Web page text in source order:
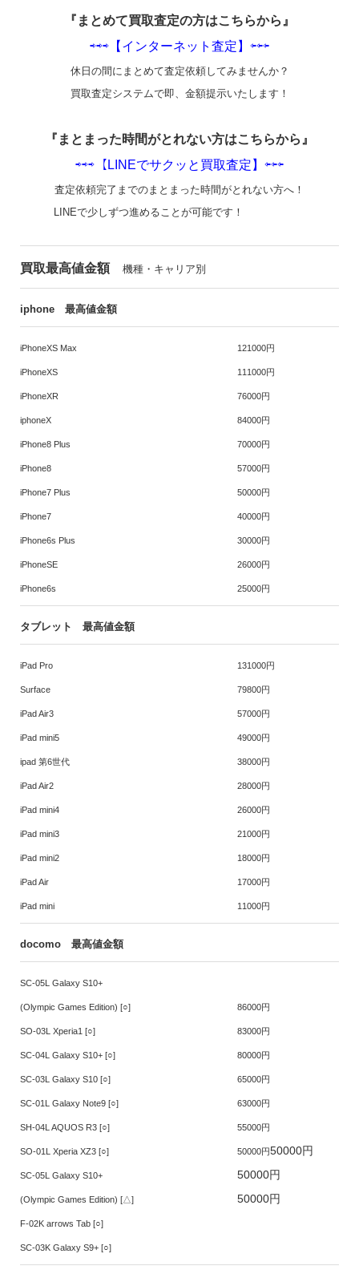
『まとめて買取査定の方はこちらから』
⇨⇨⇨【インターネット査定】⇦⇦⇦
休日の間にまとめて査定依頼してみませんか？
買取査定システムで即、金額提示いたします！
『まとまった時間がとれない方はこちらから』
⇨⇨⇨【LINEでサクッと買取査定】⇦⇦⇦
査定依頼完了までのまとまった時間がとれない方へ！
LINEで少しずつ進めることが可能です！
買取最高値金額 機種・キャリア別
iphone 最高値金額
iPhoneXS Max
iPhoneXS
iPhoneXR
iphoneX
iPhone8 Plus
iPhone8
iPhone7 Plus
iPhone7
iPhone6s Plus
iPhoneSE
iPhone6s
121000円
111000円
76000円
84000円
70000円
57000円
50000円
40000円
30000円
26000円
25000円
タブレット 最高値金額
iPad Pro
Surface
iPad Air3
iPad mini5
ipad 第6世代
iPad Air2
iPad mini4
iPad mini3
iPad mini2
iPad Air
iPad mini
131000円
79800円
57000円
49000円
38000円
28000円
26000円
21000円
18000円
17000円
11000円
docomo 最高値金額
SC-05L Galaxy S10+
(Olympic Games Edition) [○]
SO-03L Xperia1 [○]
SC-04L Galaxy S10+ [○]
SC-03L Galaxy S10 [○]
SC-01L Galaxy Note9 [○]
SH-04L AQUOS R3 [○]
SO-01L Xperia XZ3 [○]
SC-05L Galaxy S10+
(Olympic Games Edition) [△]
F-02K arrows Tab [○]
SC-03K Galaxy S9+ [○]
86000円
83000円
80000円
65000円
63000円
55000円
50000円50000円
50000円
50000円